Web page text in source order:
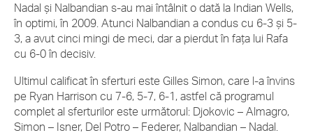
Nadal şi Nalbandian s-au mai întâlnit o dată la Indian Wells,
în optimi, în 2009. Atunci Nalbandian a condus cu 6-3 şi 5-
3, a avut cinci mingi de meci, dar a pierdut în faţa lui Rafa
cu 6-0 în decisiv.
Ultimul calificat în sferturi este Gilles Simon, care l-a învins
pe Ryan Harrison cu 7-6, 5-7, 6-1, astfel că programul
complet al sferturilor este următorul: Djokovic – Almagro,
Simon – Isner, Del Potro – Federer, Nalbandian – Nadal.